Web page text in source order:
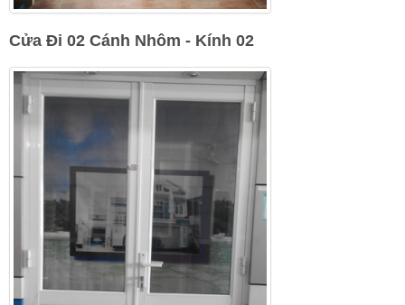
Cửa Đi 02 Cánh Nhôm - Kính 02